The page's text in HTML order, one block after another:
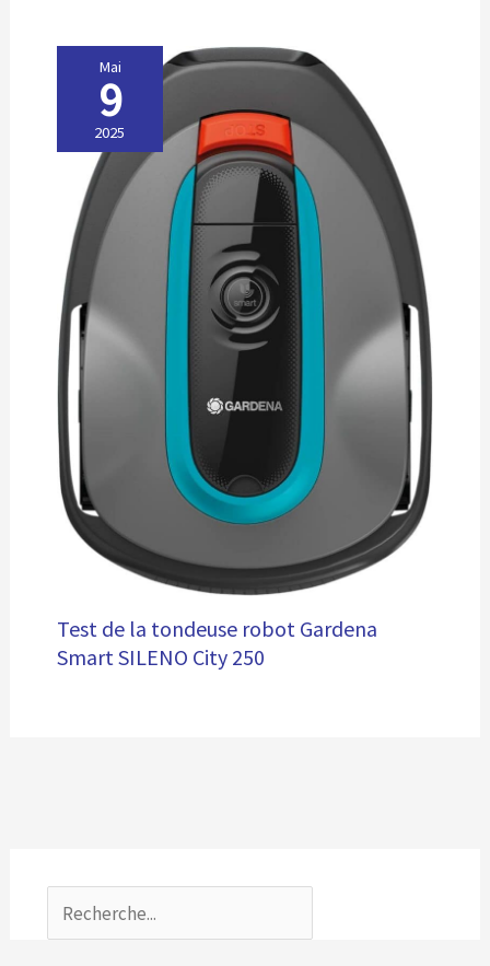
Mai
9
2025
Test de la tondeuse robot Gardena
Smart SILENO City 250